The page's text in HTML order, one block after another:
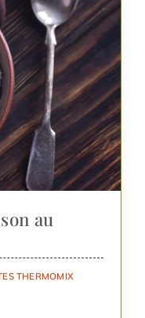
au
THERMOMIX